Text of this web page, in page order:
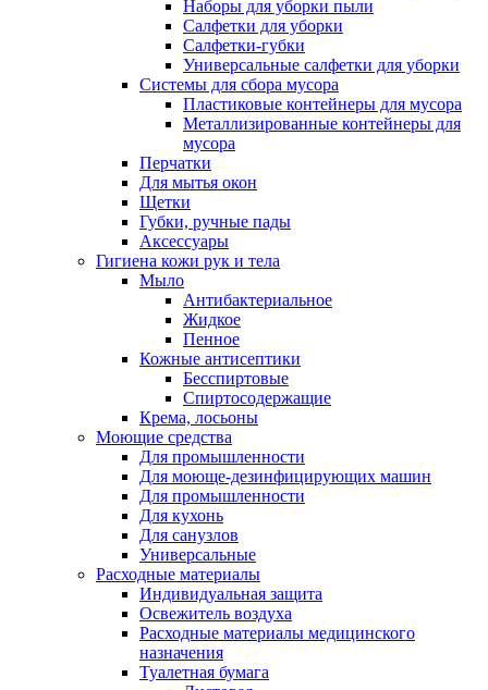
Наборы для уборки пыли
Салфетки для уборки
Салфетки-губки
Универсальные салфетки для уборки
Системы для сбора мусора
Пластиковые контейнеры для мусора
Металлизированные контейнеры для
мусора
Перчатки
Для мытья окон
Щетки
Губки, ручные пады
Аксессуары
Гигиена кожи рук и тела
Мыло
Антибактериальное
Жидкое
Пенное
Кожные антисептики
Бесспиртовые
Cпиртосодержащие
Крема, лосьоны
Моющие средства
Для промышленности
Для моюще-дезинфицирующих машин
Для промышленности
Для кухонь
Для санузлов
Универсальные
Расходные материалы
Индивидуальная защита
Освежитель воздуха
Расходные материалы медицинского
назначения
Туалетная бумага